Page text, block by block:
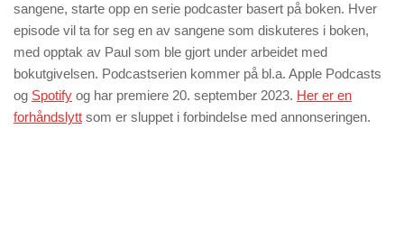
sangene, starte opp en serie podcaster basert på boken. Hver
episode vil ta for seg en av sangene som diskuteres i boken,
med opptak av Paul som ble gjort under arbeidet med
bokutgivelsen. Podcastserien kommer på bl.a. Apple Podcasts
og Spotify og har premiere 20. september 2023. Her er en
forhåndslytt som er sluppet i forbindelse med annonseringen.